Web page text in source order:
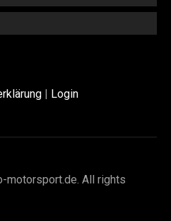
| Login
motorsport.de. All rights